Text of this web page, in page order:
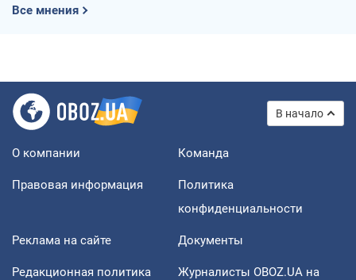
Все мнения
В начало
О компании Команда
Правовая информация
Политика
конфиденциальности
Реклама на сайте Документы
Редакционная политика
Журналисты OBOZ.UA на